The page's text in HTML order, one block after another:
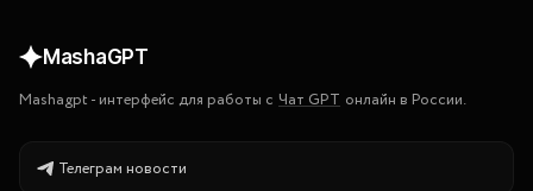
MashaGPT
Mashagpt - интерфейс для работы с Чат GPT онлайн в России.
Телеграм новости